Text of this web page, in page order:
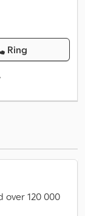
Ring
,
over 120 000